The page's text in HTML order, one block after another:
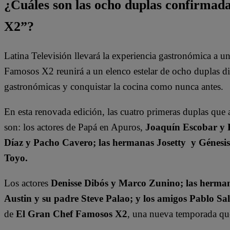
¿Cuáles son las ocho duplas
X2”?
Latina Televisión llevará la experiencia gastronómica a
Famosos X2 reunirá a un elenco estelar de ocho duplas
gastronómicas y conquistar la cocina como nunca antes.
En esta renovada edición, las cuatro primeras duplas
son: los actores de Papá en Apuros, Joaquín Escobar y
Díaz y Pacho Cavero; las hermanas Josetty y
Toyo.
Los actores Denisse Dibós y Marco Zunino; las
Austin y su padre Steve Palao; y los amigos Pablo
de El Gran Chef Famosos X2, una nueva temporada